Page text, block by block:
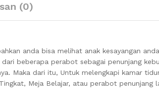
(0)
anda bisa melihat anak kesayangan
beberapa perabot sebagai penunjang
Maka dari itu, Untuk melengkapi kamar
Meja Belajar, atau perabot penunjang